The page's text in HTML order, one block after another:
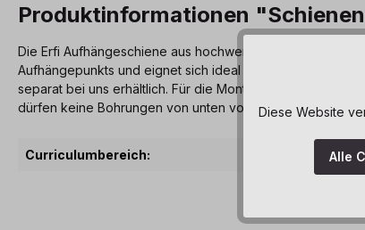
Produktinformationen
Die Erfi Aufhängeschiene aus hochwertigem Aluminium
Aufhängepunkts und eignet sich ideal für den
separat bei uns erhältlich. Für die Montage an Beton-
dürfen keine Bohrungen von unten vorgenommen
Curriculumbereich:
Diese Website
Alle